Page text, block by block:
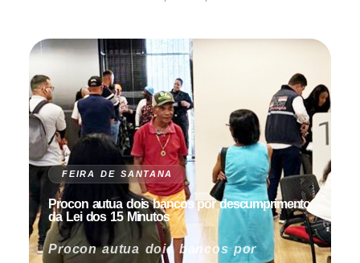
FEIRA DE SANTANA
Procon autua dois bancos por descumprimento
da Lei dos 15 Minutos
Procon autua dois bancos por